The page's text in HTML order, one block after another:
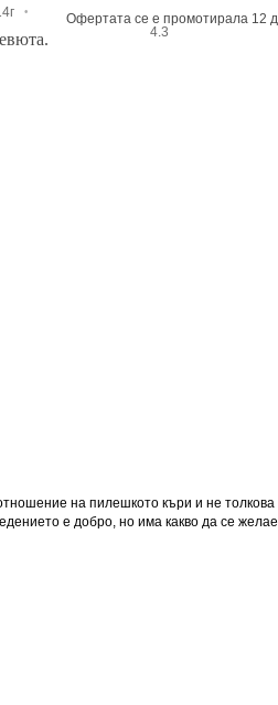
· Офертата се е промотирала 12
4.3
на пилешкото къри и не
е добро, но има какво да се